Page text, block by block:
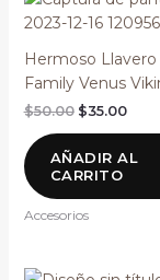
Hermoso
Family Venus
$50.00
original
$50.00.
$35.00
AÑADIR AL
CARRITO
Accesorios
El El